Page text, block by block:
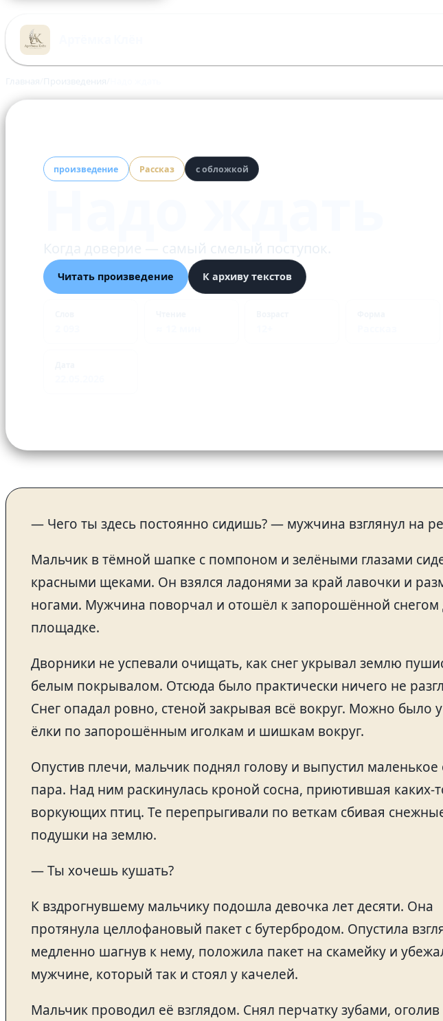
к
содержимому
произведение Рассказ с обложкой
Читать произведение К архиву текстов
— Чего ты здесь постоянно сидишь? — мужчина взглянул на
Мальчик в тёмной шапке с помпоном и зелёными глазами
красными щеками. Он взялся ладонями за край лавочки и
ногами. Мужчина поворчал и отошёл к запорошённой снегом
площадке.
Дворники не успевали очищать, как снег укрывал землю
белым покрывалом. Отсюда было практически ничего не
Снег опадал ровно, стеной закрывая всё вокруг. Можно было
ёлки по запорошённым иголкам и шишкам вокруг.
Опустив плечи, мальчик поднял голову и выпустил маленькое
пара. Над ним раскинулась кроной сосна, приютившая каких-
воркующих птиц. Те перепрыгивали по веткам сбивая
подушки на землю.
— Ты хочешь кушать?
К вздрогнувшему мальчику подошла девочка лет десяти. Она
протянула целлофановый пакет с бутербродом. Опустила
медленно шагнув к нему, положила пакет на скамейку и
мужчине, который так и стоял у качелей.
Мальчик проводил её взглядом. Снял перчатку зубами, оголив